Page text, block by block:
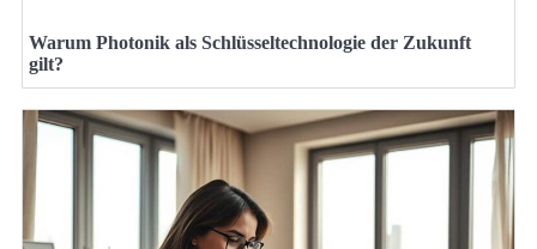
Warum Photonik als Schlüsseltechnologie der Zukunft
gilt?